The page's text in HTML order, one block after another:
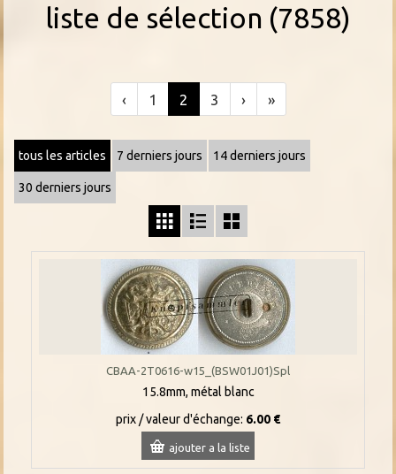
liste de sélection (7858)
‹ 1 2 3 › »
tous les articles 7 derniers jours 14 derniers jours
30 derniers jours
  
CBAA-2T0616-w15_(BSW01J01)Spl
15.8mm, métal blanc
prix / valeur d'échange: 6.00 €
ajouter a la liste